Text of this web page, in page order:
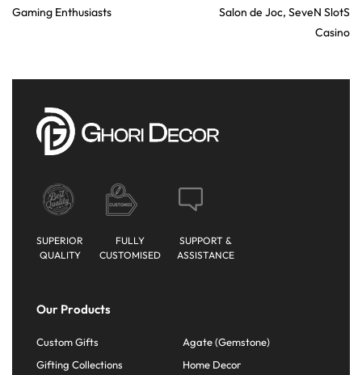
Gaming Enthusiasts
Salon de Joc, SeveN SlotS
Casino
SUPERIOR
QUALITY
FULLY
CUSTOMISED
SUPPORT &
ASSISTANCE
Our Products
Custom Gifts
Agate (Gemstone)
Gifting Collections
Home Decor